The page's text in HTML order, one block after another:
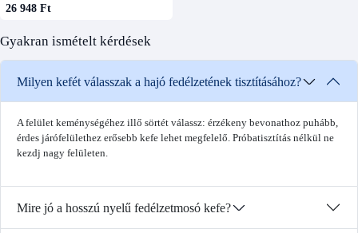
26 948 Ft
Gyakran ismételt kérdések
Milyen kefét válasszak a hajó fedélzetének tisztításához?
A felület keménységéhez illő sörtét válassz: érzékeny bevonathoz puhább,
érdes járófelülethez erősebb kefe lehet megfelelő. Próbatisztítás nélkül ne
kezdj nagy felületen.
Mire jó a hosszú nyelű fedélzetmosó kefe?